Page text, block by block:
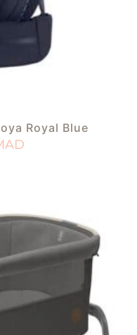
Royal Blue